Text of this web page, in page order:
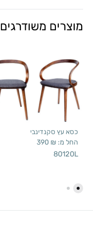
מוצרים משודרגים
כסא עץ סקנדינבי
החל מ: 390 ₪
80120L